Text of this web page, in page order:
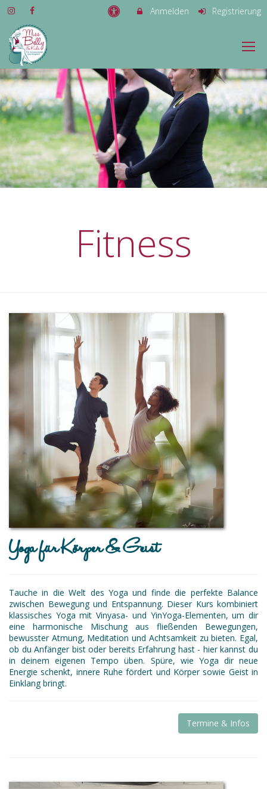
Anmelden Registrierung
Fitness
Yoga für Körper & Geist
Tauche in die Welt des Yoga und finde die perfekte Balance
zwischen Bewegung und Entspannung. Dieser Kurs kombiniert
klassisches Yoga mit Vinyasa- und YinYoga-Elementen, um dir
eine harmonische Mischung aus fließenden Bewegungen,
bewusster Atmung, Meditation und Achtsamkeit zu bieten. Egal,
ob du Anfänger bist oder bereits Erfahrung hast - hier kannst du
in deinem eigenen Tempo üben. Spüre, wie Yoga dir neue
Energie schenkt, innere Ruhe fördert und Körper sowie Geist in
Einklang bringt.
Termine & Infos